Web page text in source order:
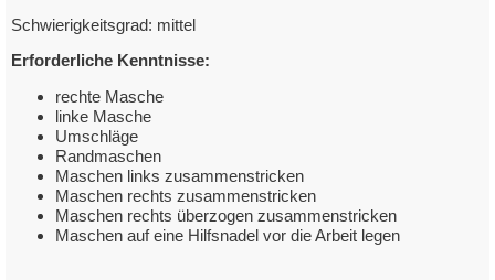
Schwierigkeitsgrad: mittel
Erforderliche Kenntnisse:
rechte Masche
linke Masche
Umschläge
Randmaschen
Maschen links zusammenstricken
Maschen rechts zusammenstricken
Maschen rechts überzogen zusammenstricken
Maschen auf eine Hilfsnadel vor die Arbeit legen